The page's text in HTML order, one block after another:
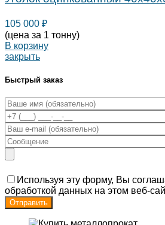
105 000 ₽
(цена за 1 тонну)
В корзину
закрыть
Быстрый заказ
Используя эту форму, Вы
обработкой данных на этом веб-